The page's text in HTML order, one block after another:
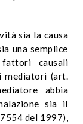
sia la causa
una semplice
causali
mediatori (art.
abbia
sia il
del 1997),